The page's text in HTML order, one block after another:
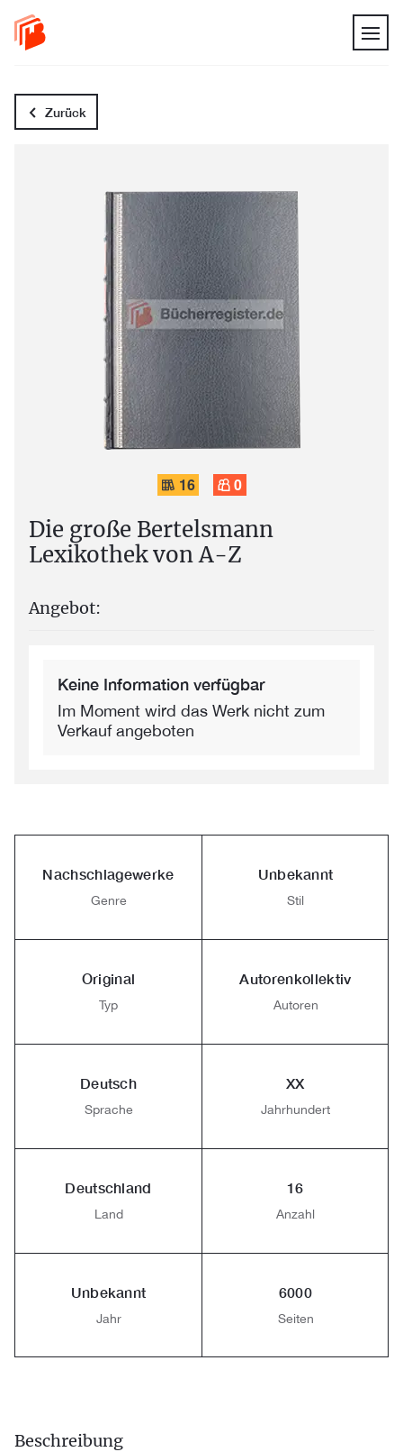
Zurück
16 0
Die große Bertelsmann
Lexikothek von A-Z
Angebot:
Keine Information verfügbar
Im Moment wird das Werk nicht zum
Verkauf angeboten
Nachschlagewerke
Genre
Unbekannt
Stil
Original
Typ
Autorenkollektiv
Autoren
Deutsch
Sprache
XX
Jahrhundert
Deutschland
Land
16
Anzahl
Unbekannt
Jahr
6000
Seiten
Beschreibung